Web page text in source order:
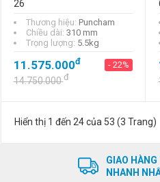
26
Thương hiệu: Puncham
Chiều dài: 310 mm
Trọng lượng: 5.5kg
11.575.000đ - 22%
14.750.000đ
Hiển thị 1 đến 24 của 53 (3 Trang)
GIAO HÀNG
NHANH